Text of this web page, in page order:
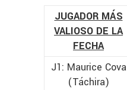
JUGADOR MÁS
VALIOSO DE LA
FECHA
J1: Maurice Cova
(Táchira)